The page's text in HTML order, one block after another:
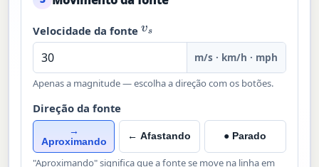
Velocidade da fontevs
m/s · km/h · mph
Apenas a magnitude — escolha a direção com os botões.
Direção da fonte
→
Aproximando
← Afastando ● Parado
"Aproximando" significa que a fonte se move na linha em